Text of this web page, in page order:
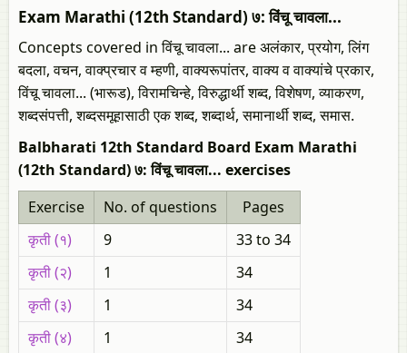
Exam Marathi (12th Standard) ७: विंचू चावला...
Concepts covered in विंचू चावला... are अलंकार, प्रयोग, लिंग
बदला, वचन, वाक्प्रचार व म्हणी, वाक्यरूपांतर, वाक्य व वाक्यांचे प्रकार,
विंचू चावला... (भारूड), विरामचिन्हे, विरुद्धार्थी शब्द, विशेषण, व्याकरण,
शब्दसंपत्ती, शब्दसमूहासाठी एक शब्द, शब्दार्थ, समानार्थी शब्द, समास.
Balbharati 12th Standard Board Exam Marathi
(12th Standard) ७: विंचू चावला... exercises
Exercise
No. of questions
Pages
कृती (१)
9
33 to 34
कृती (२)
1
34
कृती (३)
1
34
कृती (४)
1 34